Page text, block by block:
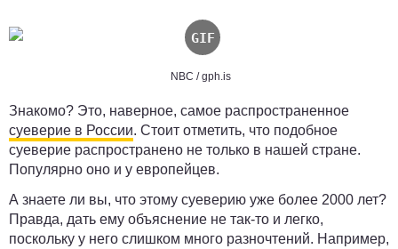
NBC / gph.is
Знакомо? Это, наверное, самое распространенное
суеверие в России. Стоит отметить, что подобное
суеверие распространено не только в нашей стране.
Популярно оно и у европейцев.
А знаете ли вы, что этому суеверию уже более 2000 лет?
Правда, дать ему объяснение не так-то и легко,
поскольку у него слишком много разночтений. Например,